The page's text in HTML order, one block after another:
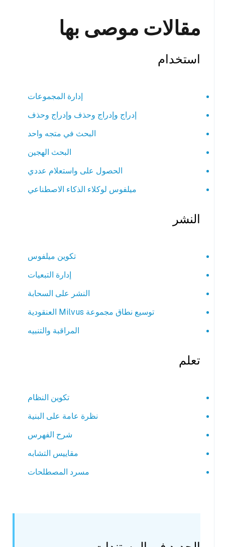
مقالات موصى بها
استخدام
إدارة المجموعات
إدراج وإدراج وحذف وإدراج وحذف
البحث في متجه واحد
البحث الهجين
الحصول على واستعلام عددي
ميلفوس لوكلاء الذكاء الاصطناعي
النشر
تكوين ميلفوس
إدارة التبعيات
النشر على السحابة
توسيع نطاق مجموعة Milvus العنقودية
المراقبة والتنبيه
تعلم
تكوين النظام
نظرة عامة على البنية
شرح الفهرس
مقاييس التشابه
مسرد المصطلحات